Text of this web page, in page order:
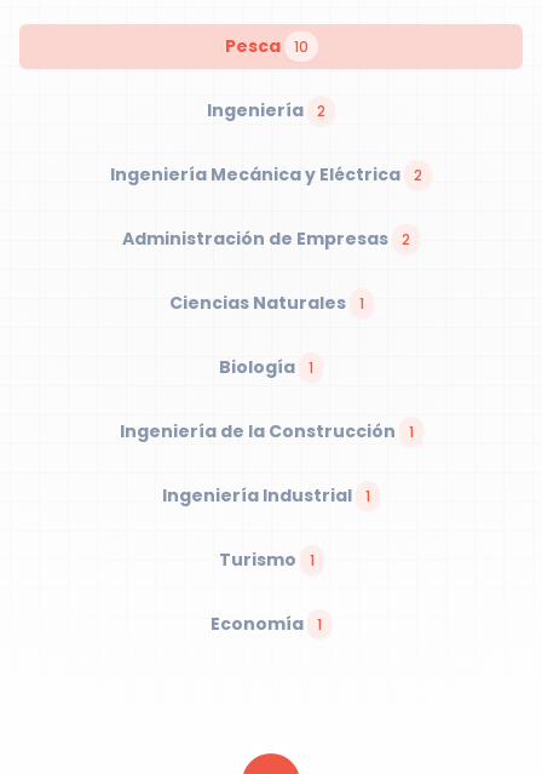
Pesca 10
Ingeniería 2
Ingeniería Mecánica y Eléctrica 2
Administración de Empresas 2
Ciencias Naturales 1
Biología 1
Ingeniería de la Construcción 1
Ingeniería Industrial 1
Turismo 1
Economía 1